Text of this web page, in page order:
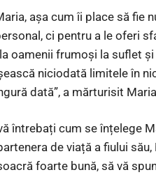
așa cum îi place să fie
ci pentru a le oferi
oamenii frumoși la suflet
niciodată limitele în
dată”, a mărturisit
întrebați cum se înțelege
de viață a fiului
foarte bună, să vă